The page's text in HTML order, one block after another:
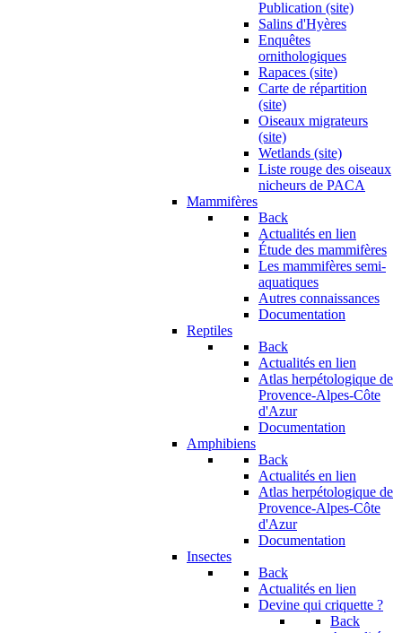
Publication (site)
Salins d'Hyères
Enquêtes
ornithologiques
Rapaces (site)
Carte de répartition
(site)
Oiseaux migrateurs
(site)
Wetlands (site)
Liste rouge des oiseaux
nicheurs de PACA
Mammifères
Back
Actualités en lien
Étude des mammifères
Les mammifères semi-
aquatiques
Autres connaissances
Documentation
Reptiles
Back
Actualités en lien
Atlas herpétologique de
Provence-Alpes-Côte
d'Azur
Documentation
Amphibiens
Back
Actualités en lien
Atlas herpétologique de
Provence-Alpes-Côte
d'Azur
Documentation
Insectes
Back
Actualités en lien
Devine qui criquette ?
Back